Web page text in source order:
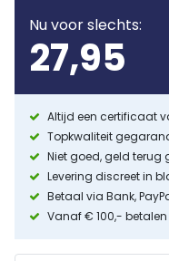
Nu voor slechts:
27,95
Altijd een certificaat
Topkwaliteit
Niet goed, geld terug
Levering discreet in
Betaal via Bank,
Vanaf € 100,-